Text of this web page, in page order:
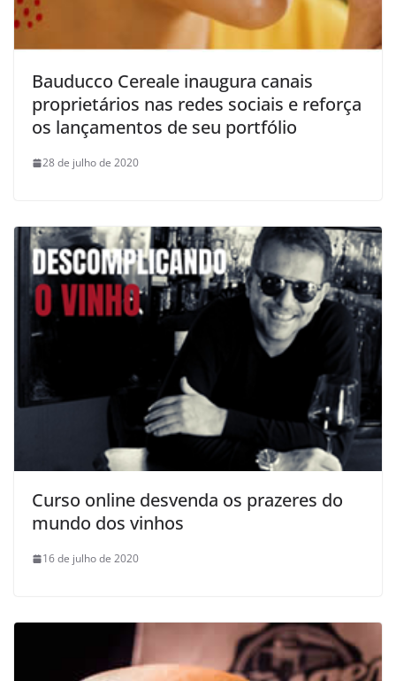
Bauducco Cereale inaugura canais
proprietários nas redes sociais e reforça
os lançamentos de seu portfólio
28 de julho de 2020
Curso online desvenda os prazeres do
mundo dos vinhos
16 de julho de 2020